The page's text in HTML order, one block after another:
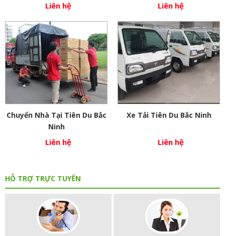
Liên hệ Liên hệ
Chuyển Nhà Tại Tiên Du Bắc
Ninh
Liên hệ
Xe Tải Tiên Du Bắc Ninh
Liên hệ
HỖ TRỢ TRỰC TUYẾN